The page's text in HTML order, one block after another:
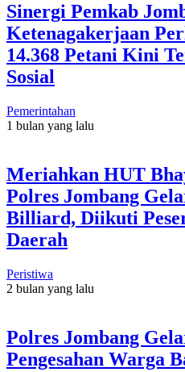
Sinergi Pemkab
Ketenagakerjaan
14.368 Petani Kini
Sosial
Pemerintahan
1 bulan yang lalu
Meriahkan HUT
Polres Jombang
Billiard, Diikuti
Daerah
Peristiwa
2 bulan yang lalu
Polres Jombang
Pengesahan Warga